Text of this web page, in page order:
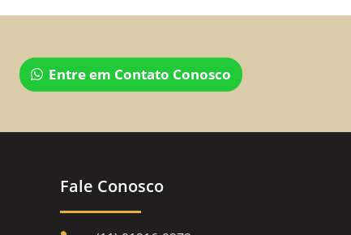
Entre em Contato Conosco
Fale Conosco